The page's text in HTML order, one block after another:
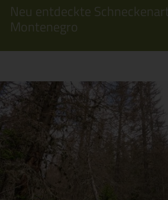
Neu entdeckte
Montenegro